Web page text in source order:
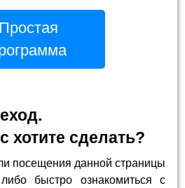
Простая
хотите сделать?
посещения данной страницы
быстро ознакомиться с